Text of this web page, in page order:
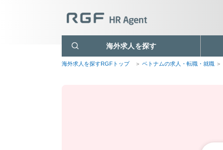
海外求人を探す
海外求人を探すRGFトップ ベトナムの求人・転職・就職